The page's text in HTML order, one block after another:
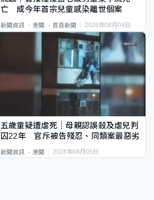
亡 成今年首宗兒童感染離世個案
新聞資訊 港聞 首頁新聞 2026年08月04日
五歲童疑遭虐死｜母親認誤殺及虐兒判
囚22年 官斥被告殘忍、同類案最惡劣
新聞資訊 港聞 2026年08月05日